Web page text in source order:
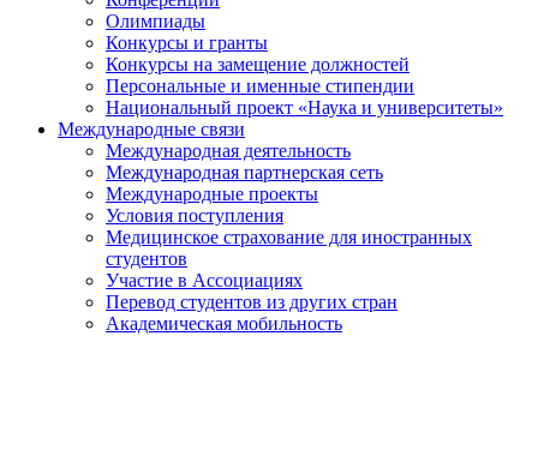
Олимпиады
Конкурсы и гранты
Конкурсы на замещение должностей
Персональные и именные стипендии
Национальный проект «Наука и университеты»
Международные связи
Международная деятельность
Международная партнерская сеть
Международные проекты
Условия поступления
Медицинское страхование для иностранных
студентов
Участие в Ассоциациях
Перевод студентов из других стран
Академическая мобильность